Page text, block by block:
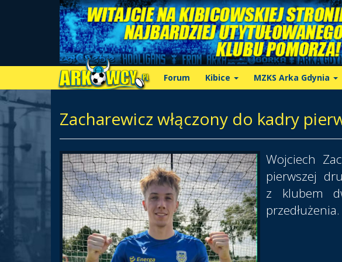
Forum Kibice MZKS Arka Gdynia
Zacharewicz włączony do kadry
Wojciech
pierwszej
z klubem
przedłużenia.